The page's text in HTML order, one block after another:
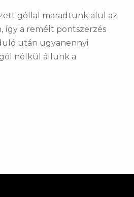
góllal maradtunk alul az
így a remélt pontszerzés
után ugyanennyi
nélkül állunk a